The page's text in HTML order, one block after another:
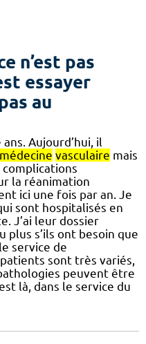
n’est pas
essayer
au
Aujourd’hui, il
médecine vasculaire mais
la réanimation
ici une fois par an. Je
sont hospitalisés en
J’ai leur dossier
plus s’ils ont besoin que
service de
sont très variés,
peuvent être
là, dans le service du